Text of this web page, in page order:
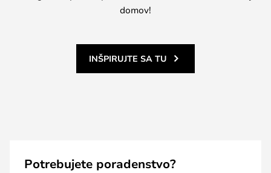
domov!
INŠPIRUJTE SA TU
Potrebujete poradenstvo?